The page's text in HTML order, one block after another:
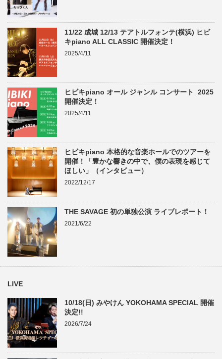
11/22 成城 12/13 テアトルフォンテ(横浜) ヒビ
キpiano ALL CLASSIC 開催決定！
2025/4/11
ヒビキpiano オール ジャンル コンサート 2025
開催決定！
2025/4/11
ヒビキpiano 本格的な音楽ホールでのツアーを
開催！「豊かな響きの中で、僕の表現を感じて
ほしい」（インタビュー）
2022/12/17
THE SAVAGE 初の単独公演 ライブレポート！
2021/6/22
LIVE
10/18(日) みやけん YOKOHAMA SPECIAL 開催
決定!!
2026/7/24